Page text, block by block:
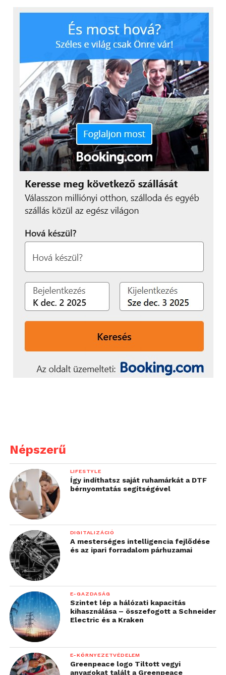
annak érdekében, hogy a magas hőmérsékletű
önoptimalizáló eszközökké alakítsa, csökkentve
ezzel a kopást, meghosszabbítva a rendszer
élettartamát és mérsékelve a zöld hidrogén
előállításának költségeit. A rendszer már több mint
6000 órányi stabil működést tudhat maga mögött, és
bizonyította a just-in-time prediktív karbantartás
hatékonyságát, valamint azt, hogy használatával akár
10 százalékkal is csökkenthető az áramfogyasztás.
A SUEZ a Schneider Electric-kel együttműködve
integrált elektrifikációs, automatizálási és digitális
megoldások révén modernizálja a víz- és
hulladékgazdálkodási infrastruktúrát, javítva az
energiahatékonyságot, az üzemeltetési
rugalmasságot és a fenntarthatóságot.
Az Evonik a Schneider Electric-kel együttműködve
fejlett automatizálási és digitális technológiákat
fejleszt, hogy a vegyiparban és az ipari alapanyagok
További friss híreket talál a Technokratafőoldalán!
Csatlakozzon hozzánk aFacebookonis!
Népszerű
LIFESTYLE
Így indíthatsz saját ruhamárkát a DTF
bérnyomtatás segítségével
DIGITALIZÁCIÓ
A mesterséges intelligencia fejlődése
és az ipari forradalom párhuzamai
E-GAZDASÁG
Szintet lép a hálózati kapacitás
kihasználása – összefogott a Schneider
Electric és a Kraken
E-KÖRNYEZETVÉDELEM
Greenpeace logo Tiltott vegyi
anyagokat talált a Greenpeace